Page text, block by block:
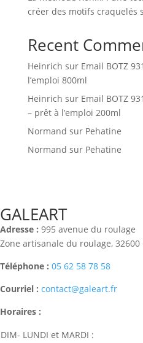
créer des motifs craquelés
Recent
Heinrich sur Email BOTZ
l’emploi 800ml
Heinrich sur Email BOTZ
– prêt à l’emploi 200ml
Normand sur Pehatine
Normand sur Pehatine
GALEART
Adresse : 995 avenue du roulage
Zone artisanale du roulage,
Téléphone : 05 62 58 78 58
Courriel : contact@galeart.fr
Horaires :
DIM- LUNDI et MARDI :